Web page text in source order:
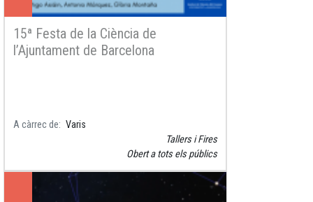
15ª Festa de la Ciència de
l’Ajuntament de Barcelona
A càrrec de
Varis
Tallers i Fires
Obert a tots els públics